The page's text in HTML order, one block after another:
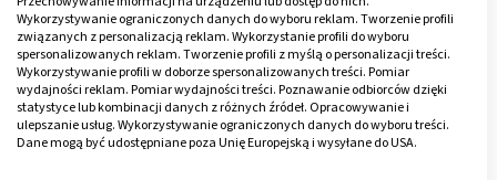
miód. Należy go wsmarować w skórę i pozostawić na
10 minut. Podobnie stosuje się aloes, którego liść
należy przeciąć, by wydobyć żel.
Olej kokosowy, rycynowy czy wazelinę stosuje się nieco
inaczej. Należy posmarować jednym bądź drugim
Wykorzystywanie ograniczonych danych do wyboru reklam. Tworzenie profili
związanych z personalizacją reklam. Wykorzystanie profili do wyboru
spersonalizowanych reklam. Tworzenie profili z myślą o personalizacji treści.
Wykorzystywanie profili w doborze spersonalizowanych treści. Pomiar
wydajności reklam. Pomiar wydajności treści. Poznawanie odbiorców dzięki
statystyce lub kombinacji danych z różnych źródeł. Opracowywanie i
ulepszanie usług. Wykorzystywanie ograniczonych danych do wyboru treści.
Dane mogą być udostępniane poza Unię Europejską i wysyłane do USA.